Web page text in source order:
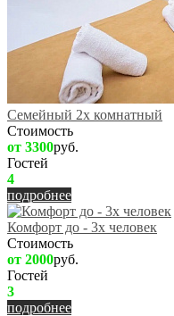
Семейный 2х комнатный
Стоимость
от 3300руб.
Гостей
4
подробнее
Комфорт до - 3х человек
Стоимость
от 2000руб.
Гостей
3
подробнее